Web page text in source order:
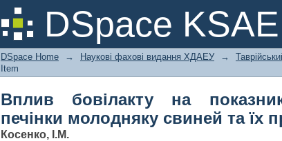
DSpace
Вплив бовілакту на показники
їх продуктивність
DSpace Home → Наукові фахові видання ХДАЕУ →
Item
Вплив бовілакту на
печінки молодняку свиней та їх
Косенко, І.М.